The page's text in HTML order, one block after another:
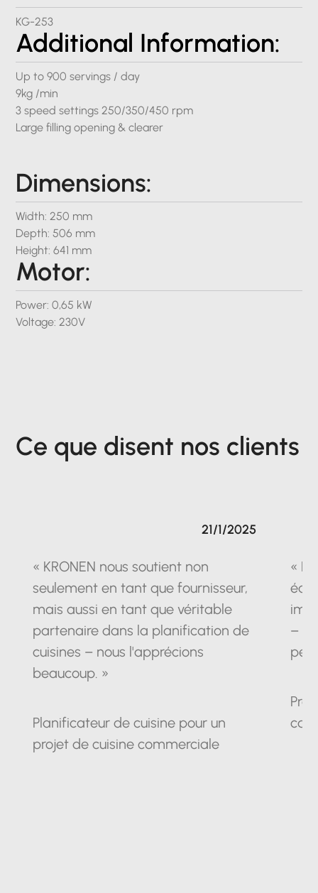
KG-253
Additional Information:
Up to 900 servings / day
9kg /min
3 speed settings 250/350/450 rpm
Large filling opening & clearer
Dimensions:
Width: 250 mm
Depth: 506 mm
Height: 641 mm
Motor:
Power: 0,65 kW
Voltage: 230V
Ce que disent nos clients
« KRONEN nous soutient non
seulement en tant que fournisseur,
mais aussi en tant que véritable
partenaire dans la planification de
cuisines – nous l'apprécions
beaucoup. »
Planificateur de cuisine pour un
projet de cuisine commerciale
21/1/2025
«
–